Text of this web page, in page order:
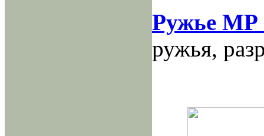
Ружье МР
ружья,